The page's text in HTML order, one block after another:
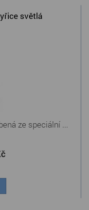
světlá
ze speciální ...